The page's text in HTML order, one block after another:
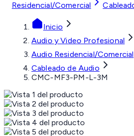
Residencial/Comercial
Inicio
Audio y Video Profesional
Audio Residencial/Comercial
Cableado de Audio
CMC-MF3-PM-L-3M